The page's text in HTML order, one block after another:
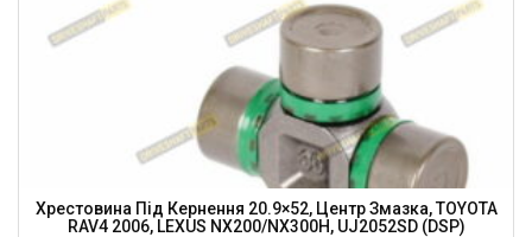
Хрестовина Під Кернення 20.9×52, Центр Змазка, TOYOTA
RAV4 2006, LEXUS NX200/NX300H, UJ2052SD (DSP)